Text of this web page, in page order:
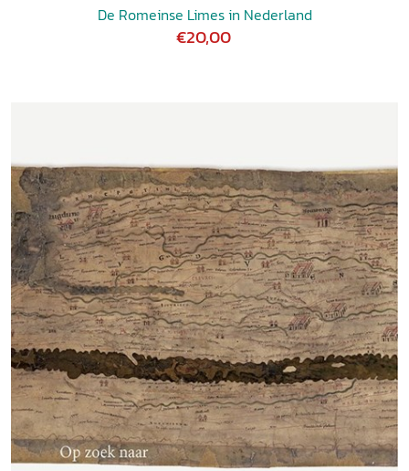
De Romeinse Limes in Nederland
€20,00